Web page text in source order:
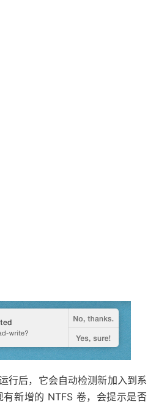
行后，它会自动检测新加入到系
新增的 NTFS 卷，会提示是否